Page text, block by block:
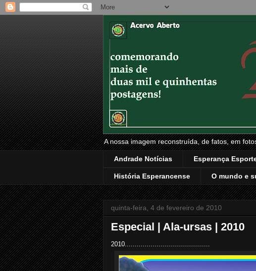
A nossa imagem reconstruída, de fatos, em
Andrade Notícias Esperança
História Esperancense O mundo e
quinta-feira, 4 de fevereiro de 2010
Especial | Ala-ursas | 2010
2010...........................................